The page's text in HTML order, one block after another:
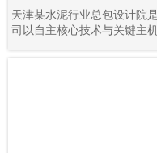
天津某水泥行业总包设计院
司以自主核心技术与关键主